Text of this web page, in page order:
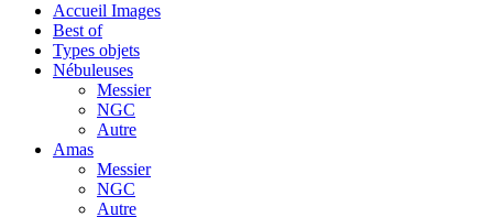
Accueil Images
Best of
Types objets
Nébuleuses
Messier
NGC
Autre
Amas
Messier
NGC
Autre